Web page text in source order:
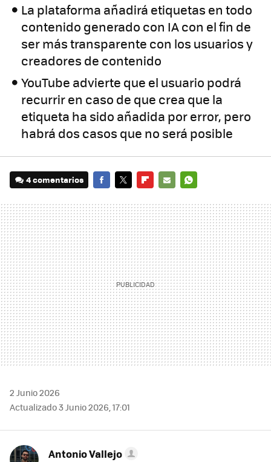
La plataforma añadirá etiquetas en todo
contenido generado con IA con el fin de
ser más transparente con los usuarios y
creadores de contenido
YouTube advierte que el usuario podrá
recurrir en caso de que crea que la
etiqueta ha sido añadida por error, pero
habrá dos casos que no será posible
4 comentarios
MAIL
2 Junio 2026
Actualizado 3 Junio 2026, 17:01
Antonio Vallejo